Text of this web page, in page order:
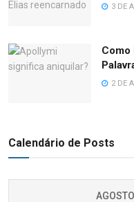
3 DE
Como
2 DE
Calendário de Posts